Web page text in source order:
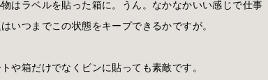
はラベルを貼った箱に。うん。なかなかいい感じで仕事
いつまでこの状態をキープできるかですが。
や箱だけでなくビンに貼っても素敵です。